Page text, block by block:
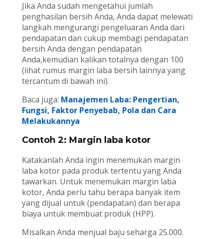
Jika Anda sudah mengetahui jumlah
penghasilan bersih Anda, Anda dapat melewati
langkah mengurangi pengeluaran Anda dari
pendapatan dan cukup membagi pendapatan
bersih Anda dengan pendapatan
Anda,kemudian kalikan totalnya dengan 100
(lihat rumus margin laba bersih lainnya yang
tercantum di bawah ini).
Baca juga: Manajemen Laba: Pengertian,
Fungsi, Faktor Penyebab, Pola dan Cara
Melakukannya
Contoh 2: Margin laba kotor
Katakanlah Anda ingin menemukan margin
laba kotor pada produk tertentu yang Anda
tawarkan. Untuk menemukan margin laba
kotor, Anda perlu tahu berapa banyak item
yang dijual untuk (pendapatan) dan berapa
biaya untuk membuat produk (HPP).
Misalkan Anda menjual baju seharga 25.000.